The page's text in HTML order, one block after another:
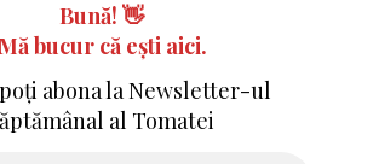
Bună! 👋
Mă bucur că ești aici.
abona la Newsletter-ul
al Tomatei